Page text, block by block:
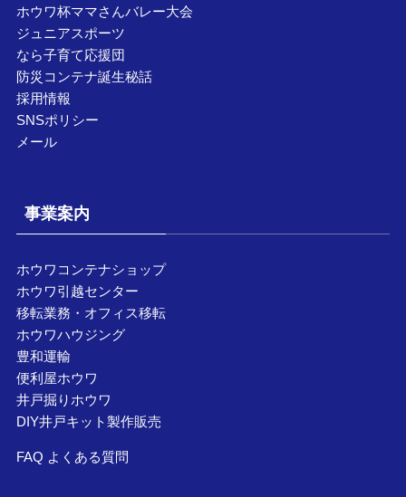
ホウワ杯ママさんバレー大会
ジュニアスポーツ
なら子育て応援団
防災コンテナ誕生秘話
採用情報
SNSポリシー
メール
事業案内
ホウワコンテナショップ
ホウワ引越センター
移転業務・オフィス移転
ホウワハウジング
豊和運輸
便利屋ホウワ
井戸掘りホウワ
DIY井戸キット製作販売
FAQ よくある質問